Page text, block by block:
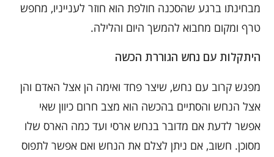
מבחינתו ברגע שהסכנה חולפת הוא חוזר לענייניו, מחפש
טרף ומקום מחבוא להמשך היום והלילה.
היתקלות עם נחש הגוררת הכשה
מפגש קרוב עם נחש, שיצר פחד ואימה הן אצל האדם והן
אצל הנחש והסתיים בהכשה הוא מצב חרום כיוון שאי
אפשר לדעת אם מדובר בנחש ארסי ועד כמה הארס שלו
מסוכן. חשוב, אם ניתן לצלם את הנחש ואם אפשר לתפוס